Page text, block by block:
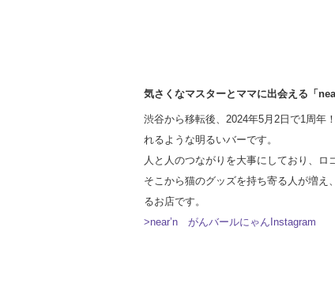
気さくなマスターとママに出会える「
渋谷から移転後、2024年5月2日で1周年
れるような明るいバーです。
人と人のつながりを大事にしており、ロ
そこから猫のグッズを持ち寄る人が増
るお店です。
>near’n がんバールにゃんInstagram